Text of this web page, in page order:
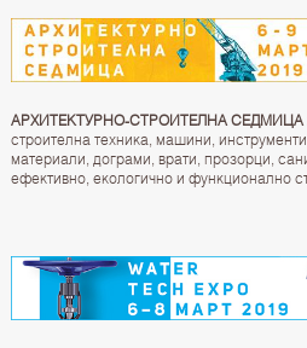
АРХИТЕКТУРНО-СТРОИТЕЛНА СЕДМИЦА
строителна техника, машини,
материали, дограми, врати, прозорци,
ефективно, екологично и функционално